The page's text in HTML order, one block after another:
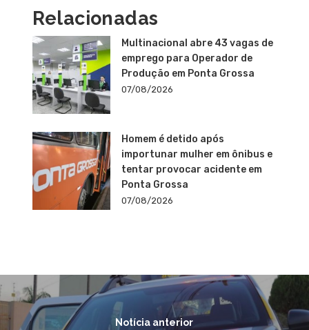
Relacionadas
Multinacional abre 43 vagas de
emprego para Operador de
Produção em Ponta Grossa
07/08/2026
Homem é detido após
importunar mulher em ônibus e
tentar provocar acidente em
Ponta Grossa
07/08/2026
Notícia anterior